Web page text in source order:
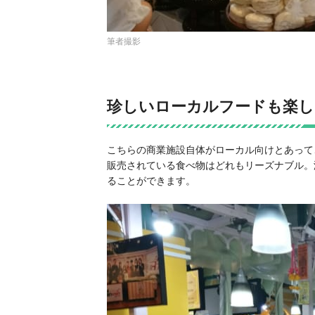
筆者撮影
珍しいローカルフードも楽
こちらの商業施設自体がローカル向けとあっ
販売されている食べ物はどれもリーズナブル
ることができます。